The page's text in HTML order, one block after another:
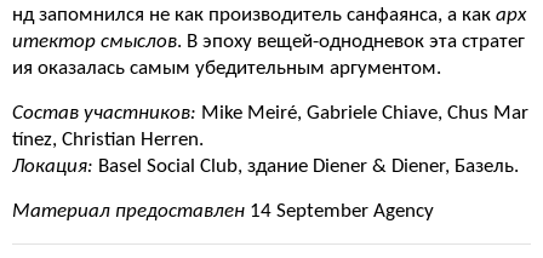
нд запомнился не как производитель санфаянса, а как арх
итектор смыслов. В эпоху вещей-однодневок эта стратег
ия оказалась самым убедительным аргументом.
Состав участников: Mike Meiré, Gabriele Chiave, Chus Mar
tínez, Christian Herren.
Локация: Basel Social Club, здание Diener & Diener, Базель.
Материал предоставлен 14 September Agency